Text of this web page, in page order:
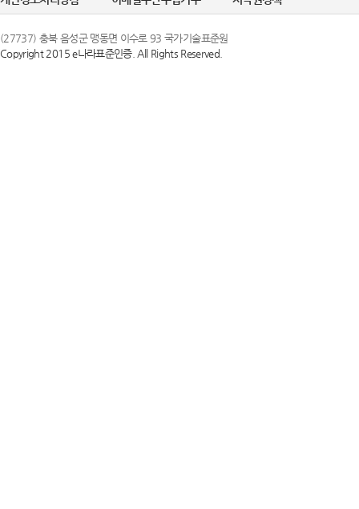
(27737) 충북 음성군 맹동면 이수로 93 국가기술표준원
Copyright 2015 e나라표준인증. All Rights Reserved.